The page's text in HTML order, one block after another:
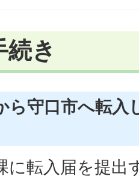
き
ら守口市へ転入
に転入届を提出